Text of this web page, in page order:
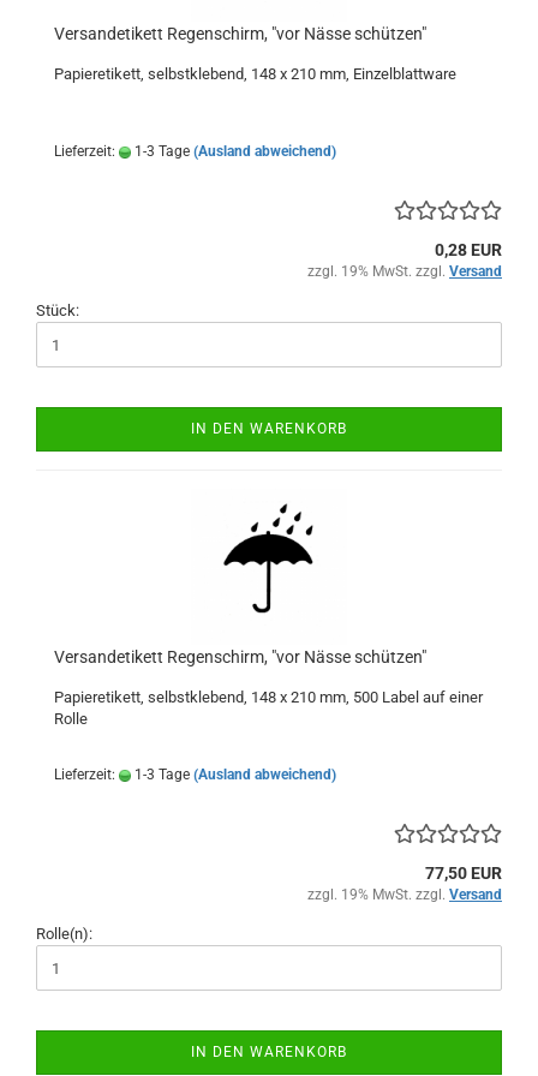
Versandetikett Regenschirm, "vor Nässe schützen"
Papieretikett, selbstklebend, 148 x 210 mm, Einzelblattware
Lieferzeit: 1-3 Tage (Ausland abweichend)
0,28 EUR
zzgl. 19% MwSt. zzgl. Versand
Stück:
IN DEN WARENKORB
Versandetikett Regenschirm, "vor Nässe schützen"
Papieretikett, selbstklebend, 148 x 210 mm, 500 Label auf einer
Rolle
Lieferzeit: 1-3 Tage (Ausland abweichend)
77,50 EUR
zzgl. 19% MwSt. zzgl. Versand
Rolle(n):
IN DEN WARENKORB